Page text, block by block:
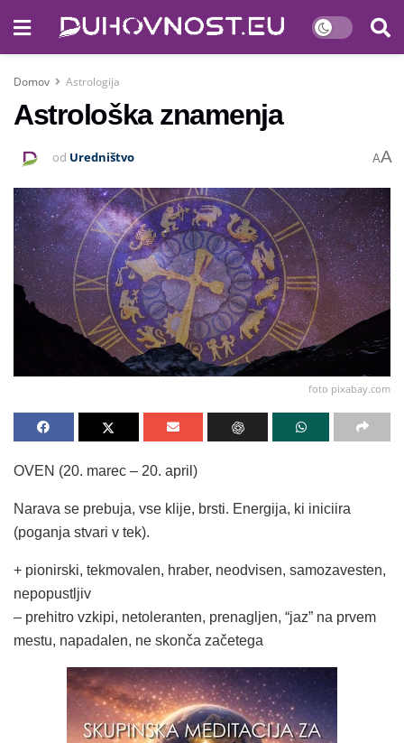
Domov Astrologija
Astrološka znamenja
od Uredništvo AA
foto pixabay.com
OVEN (20. marec – 20. april)
Narava se prebuja, vse klije, brsti. Energija, ki iniciira
(poganja stvari v tek).
+ pionirski, tekmovalen, hraber, neodvisen, samozavesten,
nepopustljiv
– prehitro vzkipi, netoleranten, prenagljen, “jaz” na prvem
mestu, napadalen, ne skonča začetega